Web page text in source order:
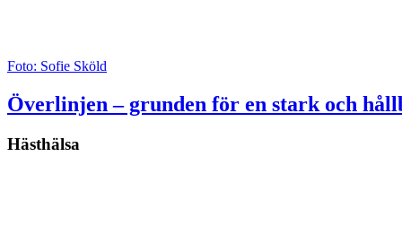
Foto: Sofie Sköld
Överlinjen – grunden för en stark och
Hästhälsa